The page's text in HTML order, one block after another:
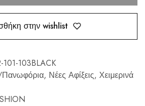
στην wishlist
103BLACK
Πανωφόρια, Νέες Αφίξεις, Χειμερινά